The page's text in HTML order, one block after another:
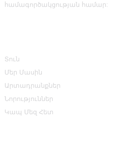
համագործակցության համար:
Տուն
Մեր Մասին
Արտադրանքներ
Նորություններ
Կապ Մեզ Հետ